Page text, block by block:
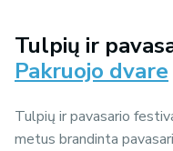
Tulpių ir
Pakruojo dvare
Tulpių ir pavasario
metus brandinta